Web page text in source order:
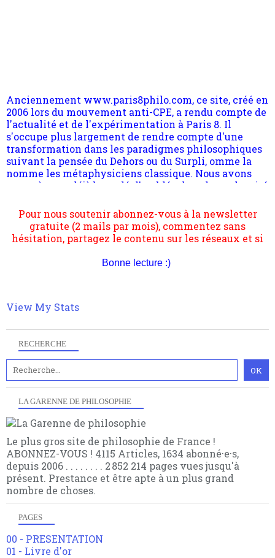
RECHERCHE
LA GARENNE DE PHILOSOPHIE
Le plus gros site de philosophie de France !
ABONNEZ-VOUS ! 4115 Articles, 1634 abonné·e·s,
depuis 2006 . . . . . . . . 2 852 214 pages vues jusqu'à
présent. Prestance et être apte à un plus grand
nombre de choses.
PAGES
00 - PRESENTATION
01 - Livre d'or
s'occupe plus largement de rendre compte d'une
transformation dans les paradigmes philosophiques
suivant la pensée du Dehors ou du Surpli, omme la
nomme les métaphysiciens classique. Nous avons
quant à nous déjà basculé d'emblée dans la modernité
quantique, résolvant la plupart des impasses
philosophique du WWe siècle. Cette pensée hors
contrat est la marque d'une complexité, riche de
articles pour être apte à un plus grand nombre de
choses.
Pour nous soutenir abonnez-vous à la newsletter
hésitation, partagez le contenu sur les réseaux et si
vous le pouvez faîtes des liens depuis votre site.
Bonne lecture :)
View My Stats